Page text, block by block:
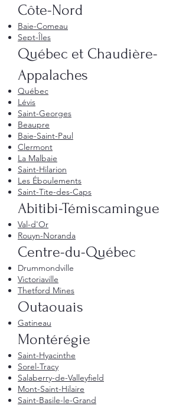
Côte-Nord
Baie-Comeau
Sept-Îles
Québec et Chaudière-
Appalaches
Québec
Lévis
Saint-Georges
Beaupre
Baie-Saint-Paul
Clermont
La Malbaie
Saint-Hilarion
Les Éboulements
Saint-Tite-des-Caps
Abitibi-Témiscamingue
Val-d'Or
Rouyn-Noranda
Centre-du-Québec
Drummondville
Victoriaville
Thetford Mines
Outaouais
Gatineau
Montérégie
Saint-Hyacinthe
Sorel-Tracy
Salaberry-de-Valleyfield
Mont-Saint-Hilaire
Saint-Basile-le-Grand